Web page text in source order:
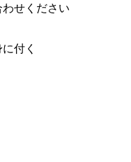
せください
付く